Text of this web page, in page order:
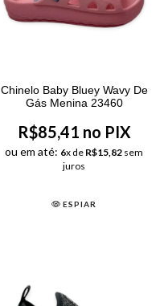
Chinelo Baby Bluey Wavy De
Gás Menina 23460
R$85,41 no PIX
ou em até: 6x de R$15,82 sem
juros
ESPIAR